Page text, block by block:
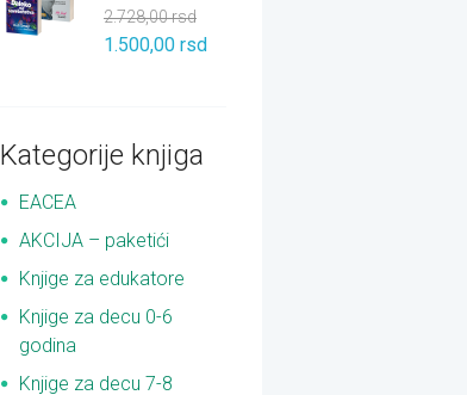
2.728,00rsd
1.500,00 rsd
Kategorije knjiga
EACEA
AKCIJA – paketići
Knjige za edukatore
Knjige za decu 0-6
godina
Knjige za decu 7-8